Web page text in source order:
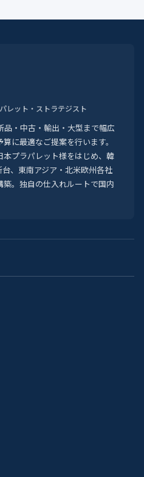
レット・ストラテジスト
・中古・輸出・大型まで幅広
に最適なご提案を行います。
プラパレット様をはじめ、韓
台、東南アジア・北米欧州各社
。独自の仕入れルートで国内